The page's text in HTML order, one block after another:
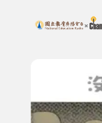
上方功能區
搜尋關鍵字：